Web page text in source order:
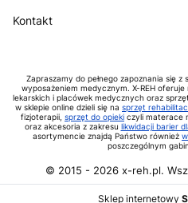
Kontakt
Zapraszamy do pełnego zapoznania się
wyposażeniem medycznym. X-REH
lekarskich i placówek medycznych oraz
w sklepie online dzieli się na sprzęt
fizjoterapii, sprzęt do opieki czyli materace
oraz akcesoria z zakresu likwidacji barier
asortymencie znajdą Państwo również
poszczególnym
© 2015 - 2026x-reh.pl.
Sklep internetowy